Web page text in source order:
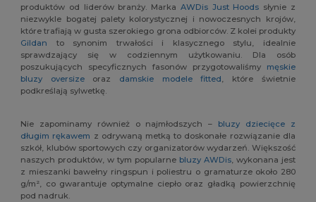
produktów od liderów branży. Marka AWDis Just Hoods słynie z
niezwykle bogatej palety kolorystycznej i nowoczesnych krojów,
które trafiają w gusta szerokiego grona odbiorców. Z kolei produkty
Gildan to synonim trwałości i klasycznego stylu, idealnie
sprawdzający się w codziennym użytkowaniu. Dla osób
poszukujących specyficznych fasonów przygotowaliśmy męskie
bluzy oversizeoraz damskie modele fitted, które świetnie
podkreślają sylwetkę.
Nie zapominamy również o najmłodszych –bluzy dziecięce z
długim rękawem z odrywaną metką to doskonałe rozwiązanie dla
szkół, klubów sportowych czy organizatorów wydarzeń. Większość
naszych produktów, w tym popularne bluzy AWDis, wykonana jest
z mieszanki bawełny ringspun i poliestru o gramaturze około 280
g/m², co gwarantuje optymalne ciepło oraz gładką powierzchnię
pod nadruk.